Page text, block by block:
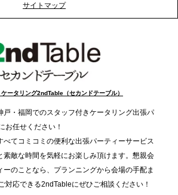
で、2ndTable「1DISH」が紹介され
ご案内｜忘年会は“移動時間ゼロ
人注文が前年比5倍に伸びた「宅配
提案する、新しい乾杯文化
サイトマップ
ータリング2ndTable（セカンドテーブル）
戸・福岡でのスタッフ付きケータリング出張パ
お任せください！
べてコミコミの便利な出張パーティーサービス
素敵な時間を気軽にお楽しみ頂けます。懇親会
ーのことなら、プランニングから会場の手配ま
対応できる2ndTableにぜひご相談ください！